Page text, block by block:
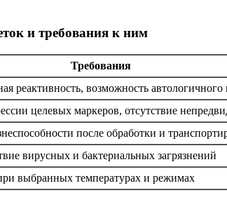
и требования к ним
Требования
реактивность, возможность автологичного
целевых маркеров, отсутствие
после обработки и
вирусных и бактериальных загрязнений
выбранных температурах и режимах